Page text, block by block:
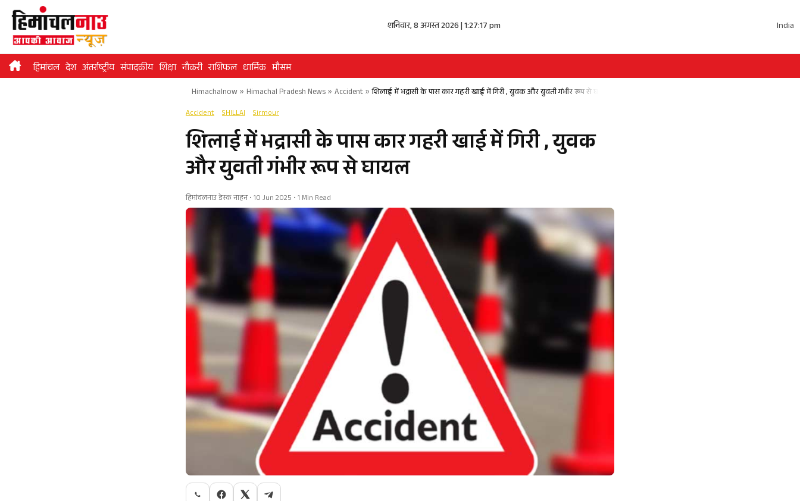
Skip
content
शनिवार, 8 अगस्त 2026 | 1:27:18 pm India
हिमांचल देश अंतर्राष्ट्रीय संपादकीय शिक्षा नौकरी राशिफल धार्मिक मौसम
Himachalnow» Himachal Pradesh News» Accident» शिलाई में भद्रासी के पास कार गहरी खाई में गिरी , युवक और युवती गंभीर रूप से घायल
Accident SHILLAI Sirmour
शिलाई में भद्रासी के पास कार गहरी खाई में गिरी , युवक
और युवती गंभीर रूप से घायल
हिमांचलनाउ डेस्क नाहन • 10 Jun 2025 • 1 Min Read